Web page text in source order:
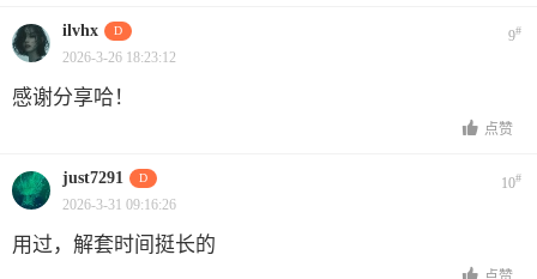
ilvhx D 9#
2026-3-26 18:23:12
感谢分享哈！
点赞
just7291 D 10#
2026-3-31 09:16:26
用过，解套时间挺长的